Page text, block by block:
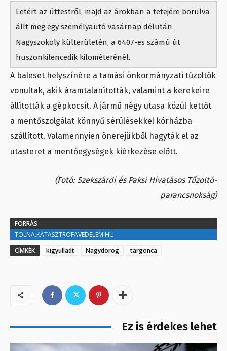
Letért az úttestről, majd az árokban a tetejére borulva
állt meg egy személyautó vasárnap délután
Nagyszokoly külterületén, a 6407-es számú út
huszonkilencedik kilométerénél.
A baleset helyszínére a tamási önkormányzati tűzoltók
vonultak, akik áramtalanították, valamint a kerekeire
állították a gépkocsit. A jármű négy utasa közül kettőt
a mentőszolgálat könnyű sérülésekkel kórházba
szállított. Valamennyien önerejükből hagyták el az
utasteret a mentőegységek kiérkezése előtt.
(Fotó: Szekszárdi és Paksi Hivatásos Tűzoltó-
parancsnokság)
FORRÁS
TOLNA.KATASZTROFAVEDELEM.HU
CÍMKÉK
kigyulladt Nagydorog targonca
Ez is érdekes lehet